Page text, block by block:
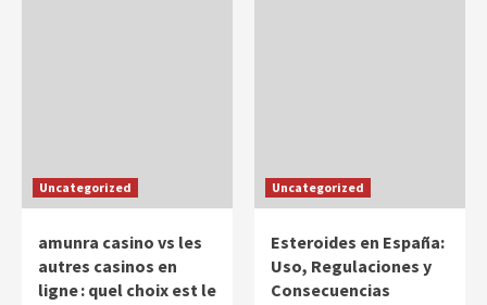
Uncategorized
amunra casino vs les
autres casinos en
ligne : quel choix est le
Uncategorized
Esteroides en España:
Uso, Regulaciones y
Consecuencias